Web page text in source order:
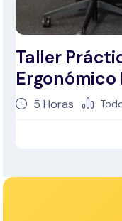
Taller
Ergonómico
Para
5 Horas